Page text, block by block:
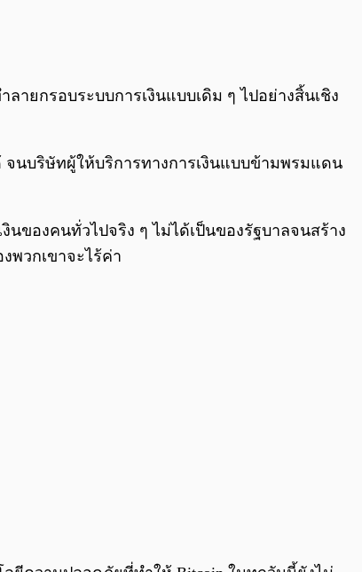
0:00 / 0:00
ายกรอบระบบการเงินแบบเดิม ๆ ไปอย่างสิ้นเชิง
จนบริษัทผู้ให้บริการทางการเงินแบบข้ามพรมแดน
นของคนทั่วไปจริง ๆ ไม่ได้เป็นของรัฐบาลจนสร้าง
พวกเขาจะไร้ค่า